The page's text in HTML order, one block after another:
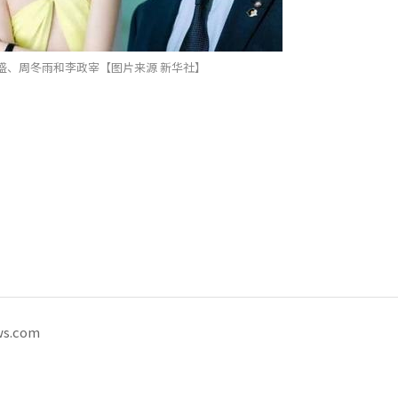
周冬雨和李政宰【图片来源 新华社】